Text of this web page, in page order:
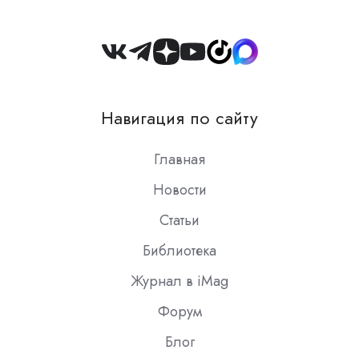
Join
Slack
Навигация по сайту
Главная
Новости
Статьи
Библиотека
Журнал в iMag
Форум
Блог